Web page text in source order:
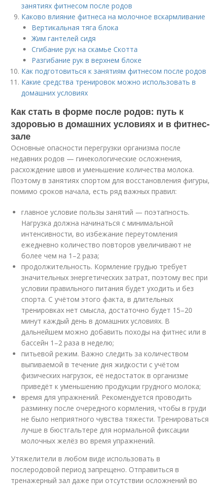
занятиях фитнесом после родов
Каково влияние фитнеса на молочное вскармливание
Вертикальная тяга блока
Жим гантелей сидя
Сгибание рук на скамье Скотта
Разгибание рук в верхнем блоке
Как подготовиться к занятиям фитнесом после родов
Какие средства тренировок можно использовать в
домашних условиях
Как стать в форме после родов: путь к
здоровью в домашних условиях и в фитнес-
зале
Основные опасности перегрузки организма после
недавних родов — гинекологические осложнения,
расхождение швов и уменьшение количества молока.
Поэтому в занятиях спортом для восстановления фигуры,
помимо сроков начала, есть ряд важных правил:
главное условие пользы занятий — поэтапность.
Нагрузка должна начинаться с минимальной
интенсивности, во избежание переутомления
ежедневно количество повторов увеличивают не
более чем на 1–2 раза;
продолжительность. Кормление грудью требует
значительных энергетических затрат, поэтому вес при
условии правильного питания будет уходить и без
спорта. С учётом этого факта, в длительных
тренировках нет смысла, достаточно будет 15–20
минут каждый день в домашних условиях. В
дальнейшем можно добавить походы на фитнес или в
бассейн 1–2 раза в неделю;
питьевой режим. Важно следить за количеством
выпиваемой в течение дня жидкости с учётом
физических нагрузок, её недостаток в организме
приведёт к уменьшению продукции грудного молока;
время для упражнений. Рекомендуется проводить
разминку после очередного кормления, чтобы в груди
не было неприятного чувства тяжести. Тренироваться
лучше в бюстгальтере для нормальной фиксации
молочных желёз во время упражнений.
Утяжелители в любом виде использовать в
послеродовой период запрещено. Отправиться в
тренажерный зал даже при отсутствии осложнений во